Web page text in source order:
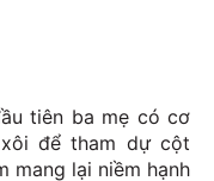
tiên ba mẹ có cơ
để tham dự cột
mang lại niềm hạnh